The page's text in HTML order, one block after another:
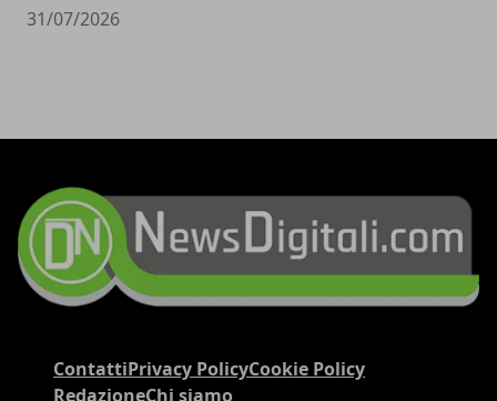
31/07/2026
ContattiPrivacy PolicyCookie Policy
RedazioneChi siamo